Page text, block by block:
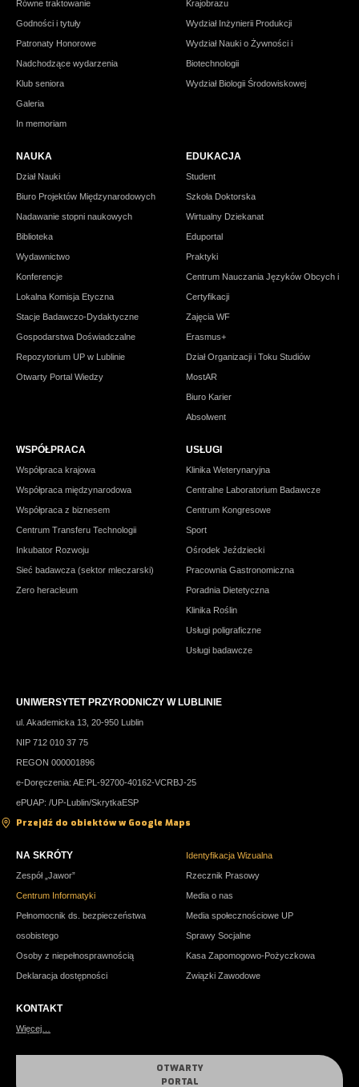
Równe traktowanie
Godności i tytuły
Patronaty Honorowe
Nadchodzące wydarzenia
Klub seniora
Galeria
In memoriam
Krajobrazu
Wydział Inżynierii Produkcji
Wydział Nauki o Żywności i
Biotechnologii
Wydział Biologii Środowiskowej
NAUKA
Dział Nauki
Biuro Projektów Międzynarodowych
Nadawanie stopni naukowych
Biblioteka
Wydawnictwo
Konferencje
Lokalna Komisja Etyczna
Stacje Badawczo-Dydaktyczne
Gospodarstwa Doświadczalne
Repozytorium UP w Lublinie
Otwarty Portal Wiedzy
EDUKACJA
Student
Szkoła Doktorska
Wirtualny Dziekanat
Eduportal
Praktyki
Centrum Nauczania Języków Obcych i
Certyfikacji
Zajęcia WF
Erasmus+
Dział Organizacji i Toku Studiów
MostAR
Biuro Karier
Absolwent
WSPÓŁPRACA
Współpraca krajowa
Współpraca międzynarodowa
Współpraca z biznesem
Centrum Transferu Technologii
Inkubator Rozwoju
Sieć badawcza (sektor mleczarski)
Zero heracleum
USŁUGI
Klinika Weterynaryjna
Centralne Laboratorium Badawcze
Centrum Kongresowe
Sport
Ośrodek Jeździecki
Pracownia Gastronomiczna
Poradnia Dietetyczna
Klinika Roślin
Usługi poligraficzne
Usługi badawcze
UNIWERSYTET PRZYRODNICZY W LUBLINIE
ul. Akademicka 13, 20-950 Lublin
NIP 712 010 37 75
REGON 000001896
e-Doręczenia: AE:PL-92700-40162-VCRBJ-25
ePUAP: /UP-Lublin/SkrytkaESP
Przejdź do obiektów w Google Maps
NA SKRÓTY
Zespół „Jawor”
Centrum Informatyki
Pełnomocnik ds. bezpieczeństwa
osobistego
Osoby z niepełnosprawnością
Deklaracja dostępności
Identyfikacja Wizualna
Rzecznik Prasowy
Media o nas
Media społecznościowe UP
Sprawy Socjalne
Kasa Zapomogowo-Pożyczkowa
Związki Zawodowe
KONTAKT
Więcej…
OTWARTY
PORTAL